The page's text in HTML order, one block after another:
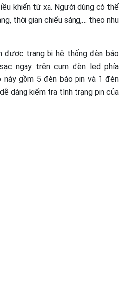
khiển từ xa. Người dùng có thể
thời gian chiếu sáng,… theo nhu
được trang bị hệ thống đèn báo
ngay trên cụm đèn led phía
gồm 5 đèn báo pin và 1 đèn
dàng kiểm tra tình trạng pin của